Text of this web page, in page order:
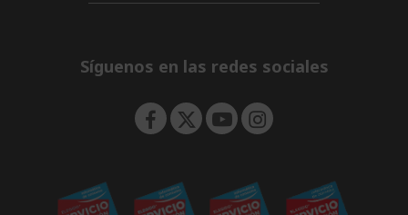
n
d i
e
Síguenos en las redes sociales